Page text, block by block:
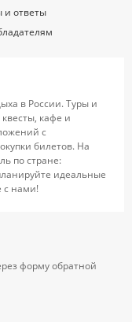
и ответы
в России. Туры и
кафе и
с
билетов. На
по стране:
идеальные
с нами!
форму обратной